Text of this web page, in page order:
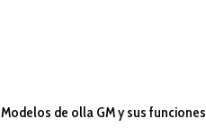
Modelos de olla GM y sus funciones